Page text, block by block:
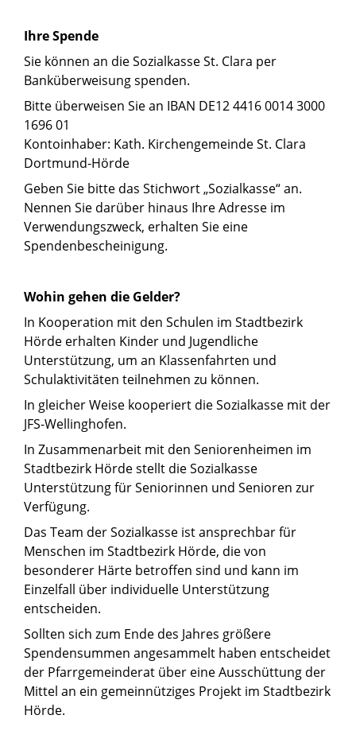
Ihre Spende
Sie können an die Sozialkasse St. Clara per
Banküberweisung spenden.
Bitte überweisen Sie an IBAN DE12 4416 0014 3000
1696 01
Kontoinhaber: Kath. Kirchengemeinde St. Clara
Dortmund-Hörde
Geben Sie bitte das Stichwort „Sozialkasse“ an.
Nennen Sie darüber hinaus Ihre Adresse im
Verwendungszweck, erhalten Sie eine
Spendenbescheinigung.
Wohin gehen die Gelder?
In Kooperation mit den Schulen im Stadtbezirk
Hörde erhalten Kinder und Jugendliche
Unterstützung, um an Klassenfahrten und
Schulaktivitäten teilnehmen zu können.
In gleicher Weise kooperiert die Sozialkasse mit der
JFS-Wellinghofen.
In Zusammenarbeit mit den Seniorenheimen im
Stadtbezirk Hörde stellt die Sozialkasse
Unterstützung für Seniorinnen und Senioren zur
Verfügung.
Das Team der Sozialkasse ist ansprechbar für
Menschen im Stadtbezirk Hörde, die von
besonderer Härte betroffen sind und kann im
Einzelfall über individuelle Unterstützung
entscheiden.
Sollten sich zum Ende des Jahres größere
Spendensummen angesammelt haben entscheidet
der Pfarrgemeinderat über eine Ausschüttung der
Mittel an ein gemeinnütziges Projekt im Stadtbezirk
Hörde.